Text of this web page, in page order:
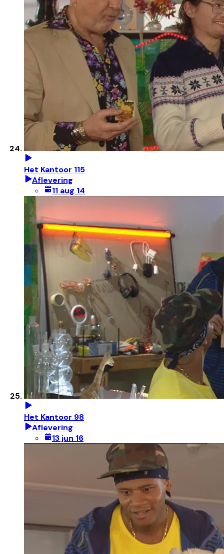
Het Kantoor 115
Aflevering
11 aug 14
Het Kantoor 98
Aflevering
13 jun 16